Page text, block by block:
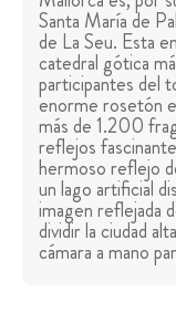
Santa María de
de La Seu. Esta
catedral gótica
participantes del
enorme rosetón
más de 1.200
reflejos
hermoso reflejo
un lago artificial
imagen reflejada
dividir la ciudad
cámara a mano